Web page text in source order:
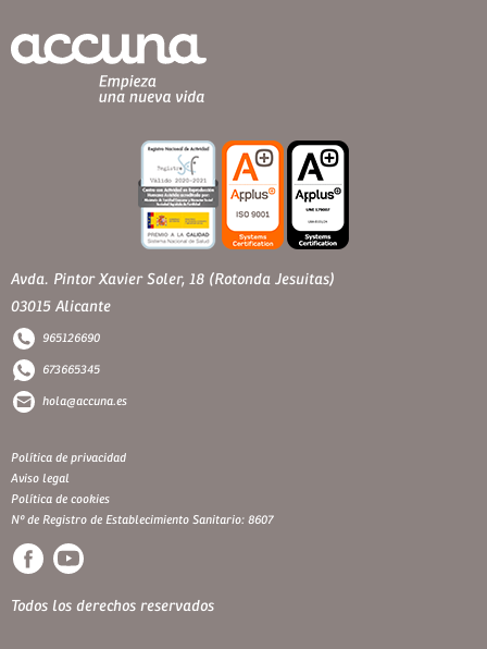
Avda. Pintor Xavier Soler, 18 (Rotonda Jesuitas)
03015 Alicante
965126690
673665345
hola@accuna.es
Política de privacidad
Aviso legal
Política de cookies
Nº de Registro de Establecimiento Sanitario: 8607
Todos los derechos reservados